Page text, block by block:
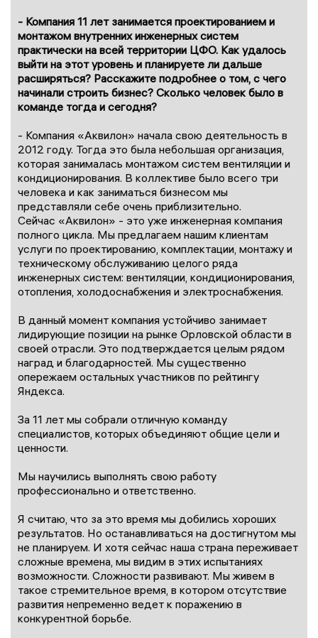
- Компания 11 лет занимается проектированием и
монтажом внутренних инженерных систем
практически на всей территории ЦФО. Как удалось
выйти на этот уровень и планируете ли дальше
расширяться? Расскажите подробнее о том, с чего
начинали строить бизнес? Сколько человек было в
команде тогда и сегодня?
- Компания «Аквилон» начала свою деятельность в
2012 году. Тогда это была небольшая организация,
которая занималась монтажом систем вентиляции и
кондиционирования. В коллективе было всего три
человека и как заниматься бизнесом мы
представляли себе очень приблизительно.
Сейчас «Аквилон» - это уже инженерная компания
полного цикла. Мы предлагаем нашим клиентам
услуги по проектированию, комплектации, монтажу и
техническому обслуживанию целого ряда
инженерных систем: вентиляции, кондиционирования,
отопления, холодоснабжения и электроснабжения.
В данный момент компания устойчиво занимает
лидирующие позиции на рынке Орловской области в
своей отрасли. Это подтверждается целым рядом
наград и благодарностей. Мы существенно
опережаем остальных участников по рейтингу
Яндекса.
За 11 лет мы собрали отличную команду
специалистов, которых объединяют общие цели и
ценности.
Мы научились выполнять свою работу
профессионально и ответственно.
Я считаю, что за это время мы добились хороших
результатов. Но останавливаться на достигнутом мы
не планируем. И хотя сейчас наша страна переживает
сложные времена, мы видим в этих испытаниях
возможности. Сложности развивают. Мы живем в
такое стремительное время, в котором отсутствие
развития непременно ведет к поражению в
конкурентной борьбе.